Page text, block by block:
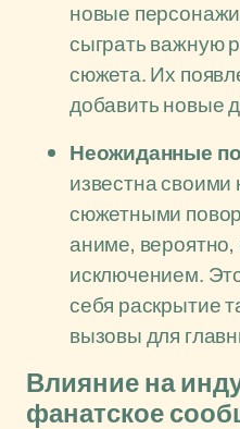
новые
сыграть важную
сюжета. Их
добавить новые
Неожиданные
известна
сюжетными
аниме, вероятно,
исключением.
себя раскрытие
вызовы для
Влияние на
фанатское